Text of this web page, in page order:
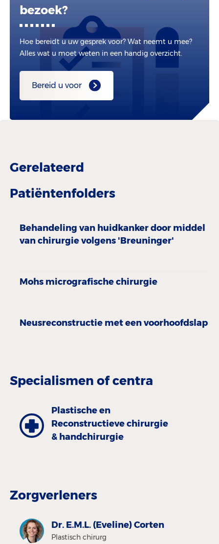
bezoek?
Hoe bereidt u uw gesprek voor? Wat neemt u mee?
Alles wat u moet weten in een handig overzicht.
Bereid u voor
Gerelateerd
Patiëntenfolders
Behandeling van huidkanker door middel
van chirurgie volgens 'Breuninger'
Mohs micrografische chirurgie
Neusreconstructie met een voorhoofdslap
Specialismen of centra
Plastische en
Reconstructieve chirurgie
& handchirurgie
Zorgverleners
Dr. E.M.L. (Eveline) Corten
Plastisch chirurg